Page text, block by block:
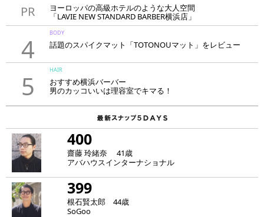
PR
ヨーロッパの高級ホテルのような大人空間
「LAVIE NEW STANDARD BARBER横浜店」
4
BODY
話題のスパイクマット「TOTONOUマット」をレビュー
5
HAIR
おすすめ横浜バーバー
男のカッコいいは理容室でキマる！
400
齋藤 玲緒奈 41歳
アバハウスインターナショナル
399
根石賢太郎 44歳
SoGoo